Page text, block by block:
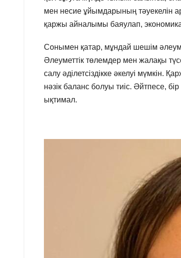
мен несие ұйымдарының тәуекелін
қаржы айналымы баяулап,
Сонымен қатар, мұндай шешім
Әлеуметтік төлемдер мен жалақы
салу әділетсіздікке әкелуі мүмкін.
нәзік баланс болуы тиіс. Әйтпесе,
ықтимал.